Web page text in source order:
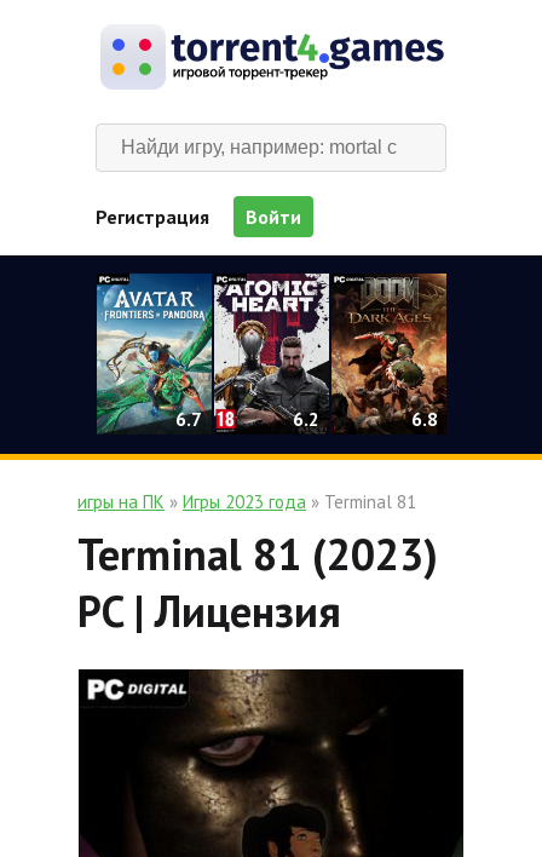
Регистрация Войти
6.7 6.2 6.8
игры на ПК » Игры 2023 года » Terminal 81
Terminal 81 (2023)
PC | Лицензия